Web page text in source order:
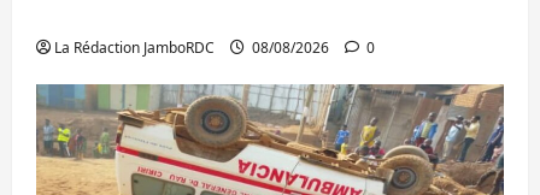
La Rédaction JamboRDC 08/08/2026 0